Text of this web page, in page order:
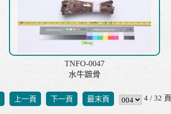
TNFO-0047
水牛蹠骨
上一頁 下一頁 最末頁 4 / 32 頁